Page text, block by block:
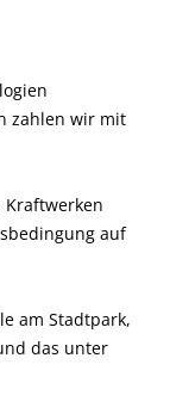
zahlen wir mit
auf
am Stadtpark,
das unter